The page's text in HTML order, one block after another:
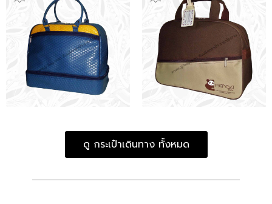
ดู กระเป๋าเดินทาง ทั้งหมด